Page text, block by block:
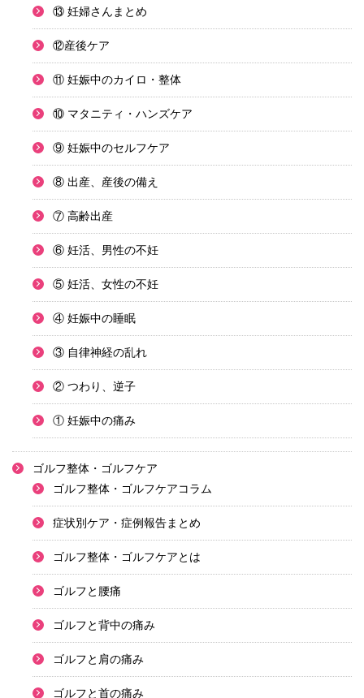
⑬ 妊婦さんまとめ
⑫産後ケア
⑪ 妊娠中のカイロ・整体
⑩ マタニティ・ハンズケア
⑨ 妊娠中のセルフケア
⑧ 出産、産後の備え
⑦ 高齢出産
⑥ 妊活、男性の不妊
⑤ 妊活、女性の不妊
④ 妊娠中の睡眠
③ 自律神経の乱れ
② つわり、逆子
① 妊娠中の痛み
ゴルフ整体・ゴルフケア
ゴルフ整体・ゴルフケアコラム
症状別ケア・症例報告まとめ
ゴルフ整体・ゴルフケアとは
ゴルフと腰痛
ゴルフと背中の痛み
ゴルフと肩の痛み
ゴルフと首の痛み